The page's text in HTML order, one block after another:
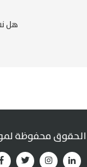
هل
محفوظة